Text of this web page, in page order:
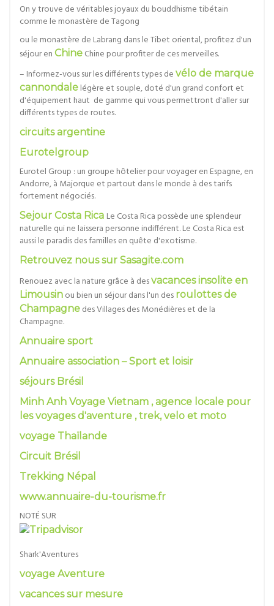
On y trouve de véritables joyaux du bouddhisme tibétain
comme le monastère de Tagong
ou le monastère de Labrang dans le Tibet oriental, profitez d'un
séjour en Chine Chine pour profiter de ces merveilles.
– Informez-vous sur les différents types de vélo de marque
cannondale légère et souple, doté d'un grand confort et
d'équipement haut de gamme qui vous permettront d'aller sur
différents types de routes.
circuits argentine
Eurotelgroup
Eurotel Group : un groupe hôtelier pour voyager en Espagne, en
Andorre, à Majorque et partout dans le monde à des tarifs
fortement négociés.
Sejour Costa Rica Le Costa Rica possède une splendeur
naturelle qui ne laissera personne indifférent. Le Costa Rica est
aussi le paradis des familles en quête d'exotisme.
Retrouvez nous sur Sasagite.com
Renouez avec la nature grâce à desvacances insolite en
Limousin ou bien un séjour dans l'un des roulottes de
Champagne des Villages des Monédières et de la
Champagne.
Annuaire sport
Annuaire association – Sport et loisir
séjours Brésil
Minh Anh Voyage Vietnam , agence locale pour
les voyages d'aventure , trek, velo et moto
voyage Thaïlande
Circuit Brésil
Trekking Népal
www.annuaire-du-tourisme.fr
NOTÉ SUR
Shark'Aventures
voyage Aventure
vacances sur mesure